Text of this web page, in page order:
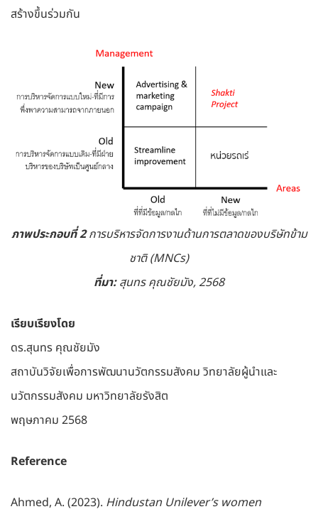
สร้างขึ้นร่วมกัน
ภาพประกอบที่ 2การบริหารจัดการงานด้านการตลาดของบริษัทข้าม
ชาติ (MNCs)
ที่มา:สุนทร คุณชัยมัง, 2568
เรียบเรียงโดย
ดร.สุนทร คุณชัยมัง
สถาบันวิจัยเพื่อการพัฒนานวัตกรรมสังคม วิทยาลัยผู้นำและ
นวัตกรรมสังคม มหาวิทยาลัยรังสิต
พฤษภาคม 2568
Reference
Ahmed, A. (2023). Hindustan Unilever’s women